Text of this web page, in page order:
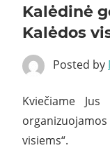
Kalėdinė
Kalėdos
Posted by
Kviečiame
organizuojamos
visiems“.